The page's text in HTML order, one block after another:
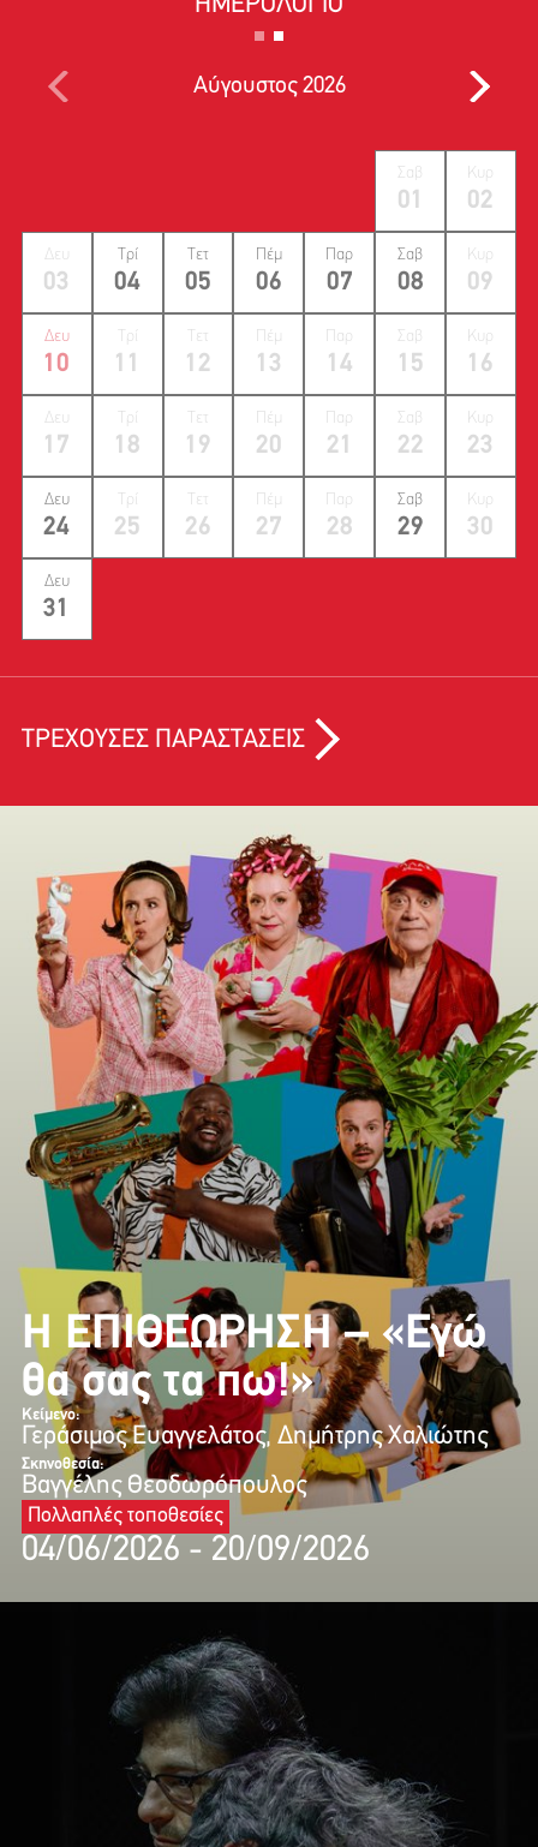
Αύγουστος 2026
Σαβ
01
Κυρ
02
Δευ
03
Τρί
04
Τετ
05
Πέμ
06
Παρ
07
Σαβ
08
Κυρ
09
Δευ
10
Τρί
11
Τετ
12
Πέμ
13
Παρ
14
Σαβ
15
Κυρ
16
Δευ
17
Τρί
18
Τετ
19
Πέμ
20
Παρ
21
Σαβ
22
Κυρ
23
Δευ
24
Τρί
25
Τετ
26
Πέμ
27
Παρ
28
Σαβ
29
Κυρ
30
Δευ
31
ΤΡΕΧΟΥΣΕΣ ΠΑΡΑΣΤΑΣΕΙΣ
Η ΕΠΙΘΕΩΡΗΣΗ – «Εγώ
θα σας τα πω!»
Κείμενο:
Γεράσιμος Ευαγγελάτος, Δημήτρης Χαλιώτης
Σκηνοθεσία:
Βαγγέλης Θεοδωρόπουλος
Πολλαπλές τοποθεσίες
04/06/2026 - 20/09/2026